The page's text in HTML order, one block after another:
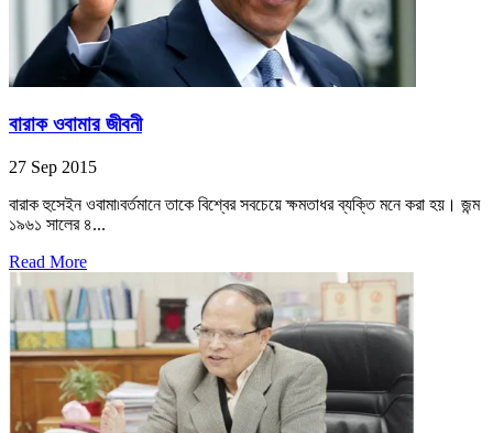
বারাক ওবামার জীবনী
27 Sep 2015
বারাক হুসেইন ওবামা৷বর্তমানে তাকে বিশ্বের সবচেয়ে ক্ষমতাধর ব্যক্তি মনে করা হয়। জন্ম
১৯৬১ সালের ৪...
Read More